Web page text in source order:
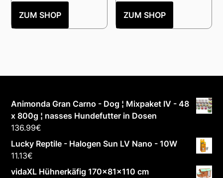
ZUM SHOP ZUM SHOP
Animonda Gran Carno - Dog ¦ Mixpaket IV - 48
x 800g ¦ nasses Hundefutter in Dosen
136.99€
Lucky Reptile - Halogen Sun LV Nano - 10W
11.13€
vidaXL Hühnerkäfig 170x81x110 cm